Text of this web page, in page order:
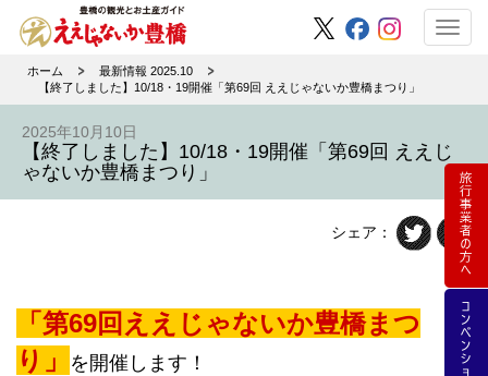
ホーム
最新情報 2025.10
【終了しました】10/18・19開催「第69回 ええじゃないか豊橋まつり」
2025年10月10日
【終了しました】10/18・19開催「第69回 ええじ
ゃないか豊橋まつり」
シェア：
「第69回ええじゃないか豊橋まつ
り」
を開催します！